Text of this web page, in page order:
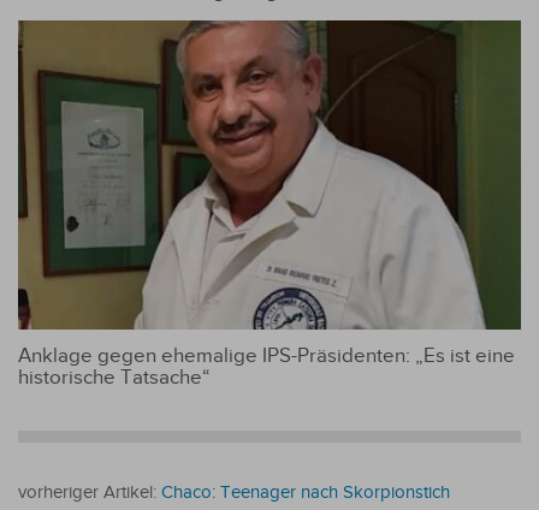
Anklage gegen ehemalige IPS-Präsidenten: „Es ist eine
historische Tatsache“
vorheriger Artikel: Chaco: Teenager nach Skorpionstich